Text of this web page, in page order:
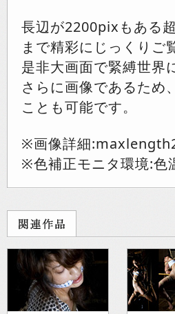
長辺が2200pixもある
まで精彩にじっくりご
是非大画面で緊縛世界
さらに画像であるため
ことも可能です。
※画像詳細
※色補正モニタ環境: